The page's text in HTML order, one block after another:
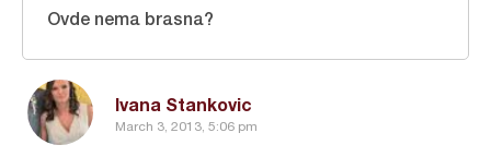
Ivana Stankovic
March 3, 2013, 5:06 pm
Ovde nema brasna?